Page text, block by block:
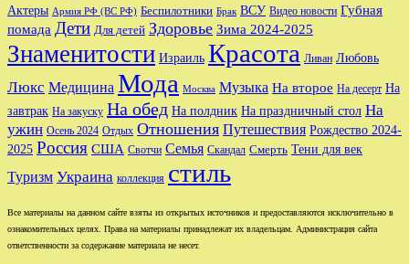
Актеры Армия РФ (ВС РФ) Беспилотники Брак ВСУ Видео новости Губная
помада Дети Для детей Здоровье Зима 2024-2025
Знаменитости Израиль Красота Ливан Любовь
Люкс Медицина Мода Москва Музыка На второе На десерт На
завтрак На закуску На обед На полдник На праздничный стол На
ужин Осень 2024 Отдых Отношения Путешествия Рождество 2024-
2025 Россия США Свотчи Семья Скандал Смерть Тени для век
Туризм Украина коллекция стиль
Все материалы на данном сайте взяты из открытых источников и предоставляются исключительно в
ознакомительных целях. Права на материалы принадлежат их владельцам. Администрация сайта
ответственности за содержание материала не несет.